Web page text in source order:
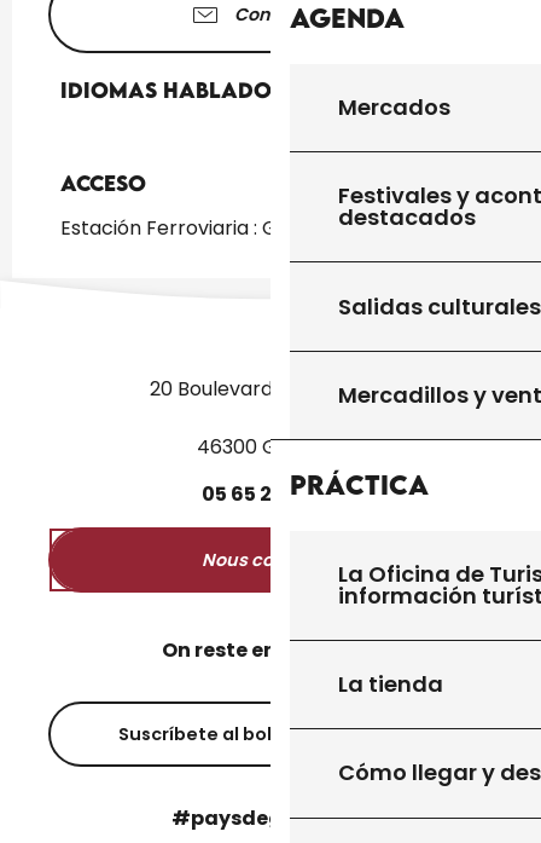
Agenda
Mercados
Festivales y
destacados
Salidas culturales
Mercadillos y
Práctica
La Oficina de
información
La tienda
Cómo llegar y
Contáctenos
Idiomas hablados
Idiomas hablados
Acceso
Acceso
Estación Ferroviaria : Gourdon a 5km
20 Boulevard des Martyrs
46300 Gourdon
05 65 27 5250
Nous contacter
On reste en contact ?
Suscríbete al boletín informativo
#paysdegourdon !